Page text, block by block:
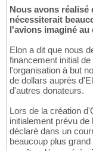
Nous avons
nécessiterait
l'avions imaginé au
Elon a dit que nous
financement initial
l'organisation à but
de dollars auprès
d'autres donateurs.
Lors de la création
initialement prévu
déclaré dans un
beaucoup plus